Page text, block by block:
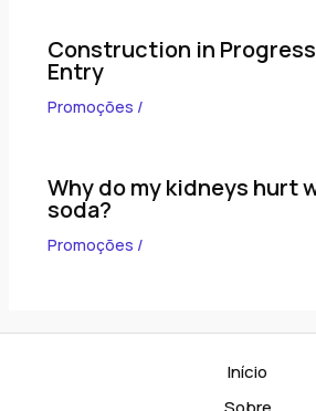
Construction in
Entry
Promoções /
Why do my kidneys hurt
soda?
Promoções /
Início